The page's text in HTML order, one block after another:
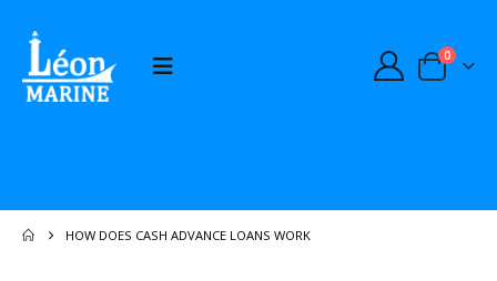
0
HOW DOES CASH ADVANCE LOANS WORK